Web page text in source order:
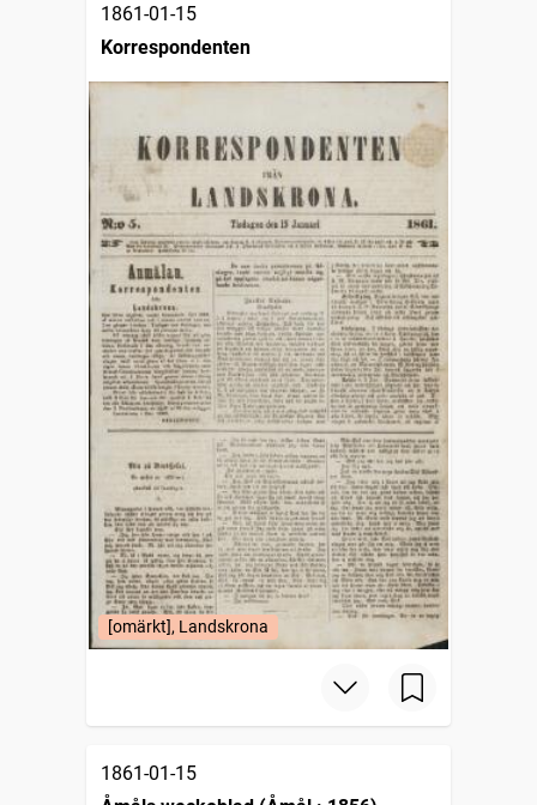
1861-01-15
Korrespondenten
[omärkt], Landskrona
1861-01-15